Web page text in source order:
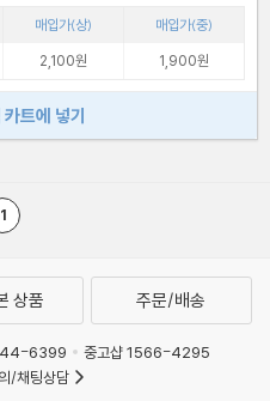
매입가(상)
매입가(중)
2,100원 1,900원
카트에 넣기
1
상품 주문/배송
6399
중고샵 1566-4295
/채팅상담